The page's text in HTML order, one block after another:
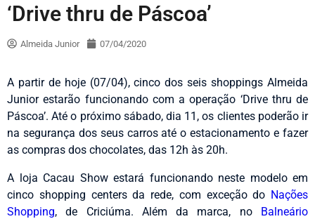
‘Drive thru de Páscoa’
Almeida Junior 07/04/2020
A partir de hoje (07/04), cinco dos seis shoppings Almeida
Junior estarão funcionando com a operação ‘Drive thru de
Páscoa’. Até o próximo sábado, dia 11, os clientes poderão ir
na segurança dos seus carros até o estacionamento e fazer
as compras dos chocolates, das 12h às 20h.
A loja Cacau Show estará funcionando neste modelo em
cinco shopping centers da rede, com exceção do Nações
Shopping, de Criciúma. Além da marca, no Balneário